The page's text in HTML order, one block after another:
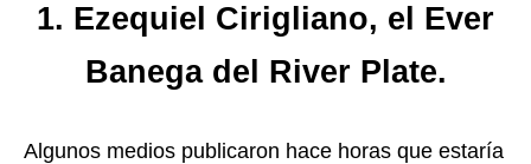
1. Ezequiel Cirigliano, el Ever
Banega del River Plate.
Algunos medios publicaron hace horas que estaría